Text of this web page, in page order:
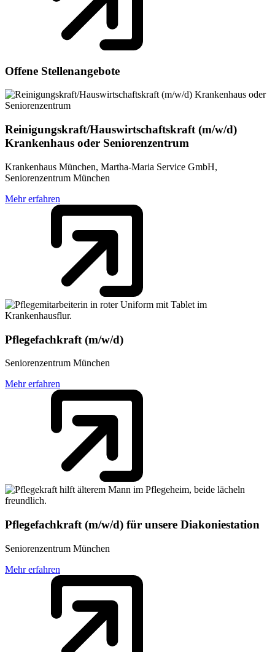
Offene Stellenangebote
Reinigungskraft/Hauswirtschaftskraft (m/w/d)
Krankenhaus oder Seniorenzentrum
Krankenhaus München, Martha-Maria Service GmbH,
Seniorenzentrum München
Mehr erfahren
Pflegefachkraft (m/w/d)
Seniorenzentrum München
Mehr erfahren
Pflegefachkraft (m/w/d) für unsere Diakoniestation
Seniorenzentrum München
Mehr erfahren